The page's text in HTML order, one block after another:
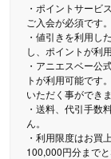
・ポイントサービ
ご入会が必須です。
・値引きを利用し
し、ポイントが利
・アニエスベー公
トが利用可能です
いただく事ができま
・送料、代引手数
ん。
・利用限度はお買
100,000円分まで